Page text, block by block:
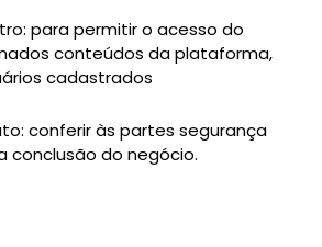
para permitir o acesso do
conteúdos da plataforma,
cadastrados
conferir às partes segurança
conclusão do negócio.